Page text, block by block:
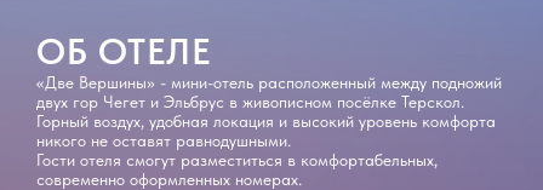
ОБ ОТЕЛЕ
«Две Вершины» - мини-отель расположенный между подножий
двух гор Чегет и Эльбрус в живописном посёлке Терскол.
Горный воздух, удобная локация и высокий уровень комфорта
никого не оставят равнодушными.
Гости отеля смогут разместиться в комфортабельных,
современно оформленных номерах.